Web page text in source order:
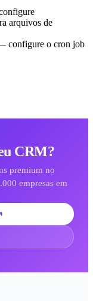
arquivos de
configure o cron job
CRM?
premium no
empresas em